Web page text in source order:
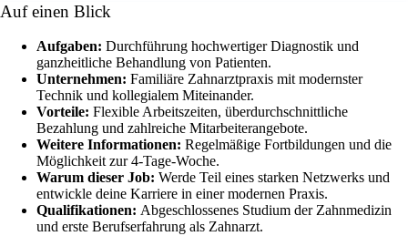
Auf einen Blick
Aufgaben: Durchführung hochwertiger Diagnostik und
ganzheitliche Behandlung von Patienten.
Unternehmen: Familiäre Zahnarztpraxis mit modernster
Technik und kollegialem Miteinander.
Vorteile: Flexible Arbeitszeiten, überdurchschnittliche
Bezahlung und zahlreiche Mitarbeiterangebote.
Weitere Informationen: Regelmäßige Fortbildungen und die
Möglichkeit zur 4-Tage-Woche.
Warum dieser Job: Werde Teil eines starken Netzwerks und
entwickle deine Karriere in einer modernen Praxis.
Qualifikationen: Abgeschlossenes Studium der Zahnmedizin
und erste Berufserfahrung als Zahnarzt.